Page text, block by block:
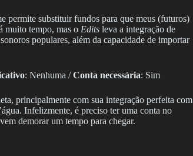
permite substituir fundos para que meus (futuros)
muito tempo, mas o Edits leva a integração de
populares, além da capacidade de importar
: Nenhuma /Conta necessária: Sim
principalmente com sua integração perfeita com
Infelizmente, é preciso ter uma conta no
demorar um tempo para chegar.